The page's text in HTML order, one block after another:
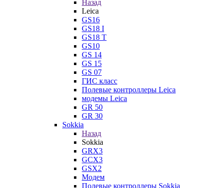
Назад
Leica
GS16
GS18 I
GS18 T
GS10
GS 14
GS 15
GS 07
ГИС класс
Полевые контроллеры Leica
модемы Leica
GR 50
GR 30
Sokkia
Назад
Sokkia
GRX3
GCX3
GSX2
Модем
Полевые контроллеры Sokkia